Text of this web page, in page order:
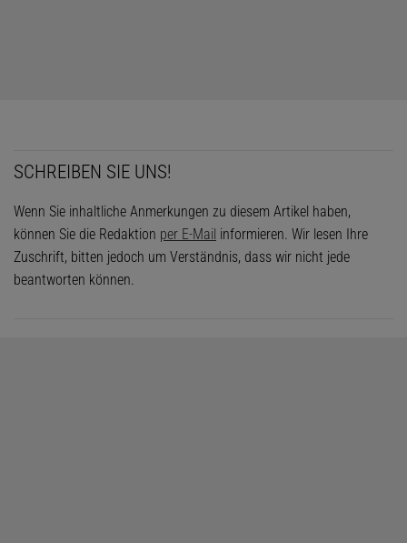
SCHREIBEN SIE UNS!
Wenn Sie inhaltliche Anmerkungen zu diesem Artikel haben,
können Sie die Redaktion per E-Mail informieren. Wir lesen Ihre
Zuschrift, bitten jedoch um Verständnis, dass wir nicht jede
beantworten können.